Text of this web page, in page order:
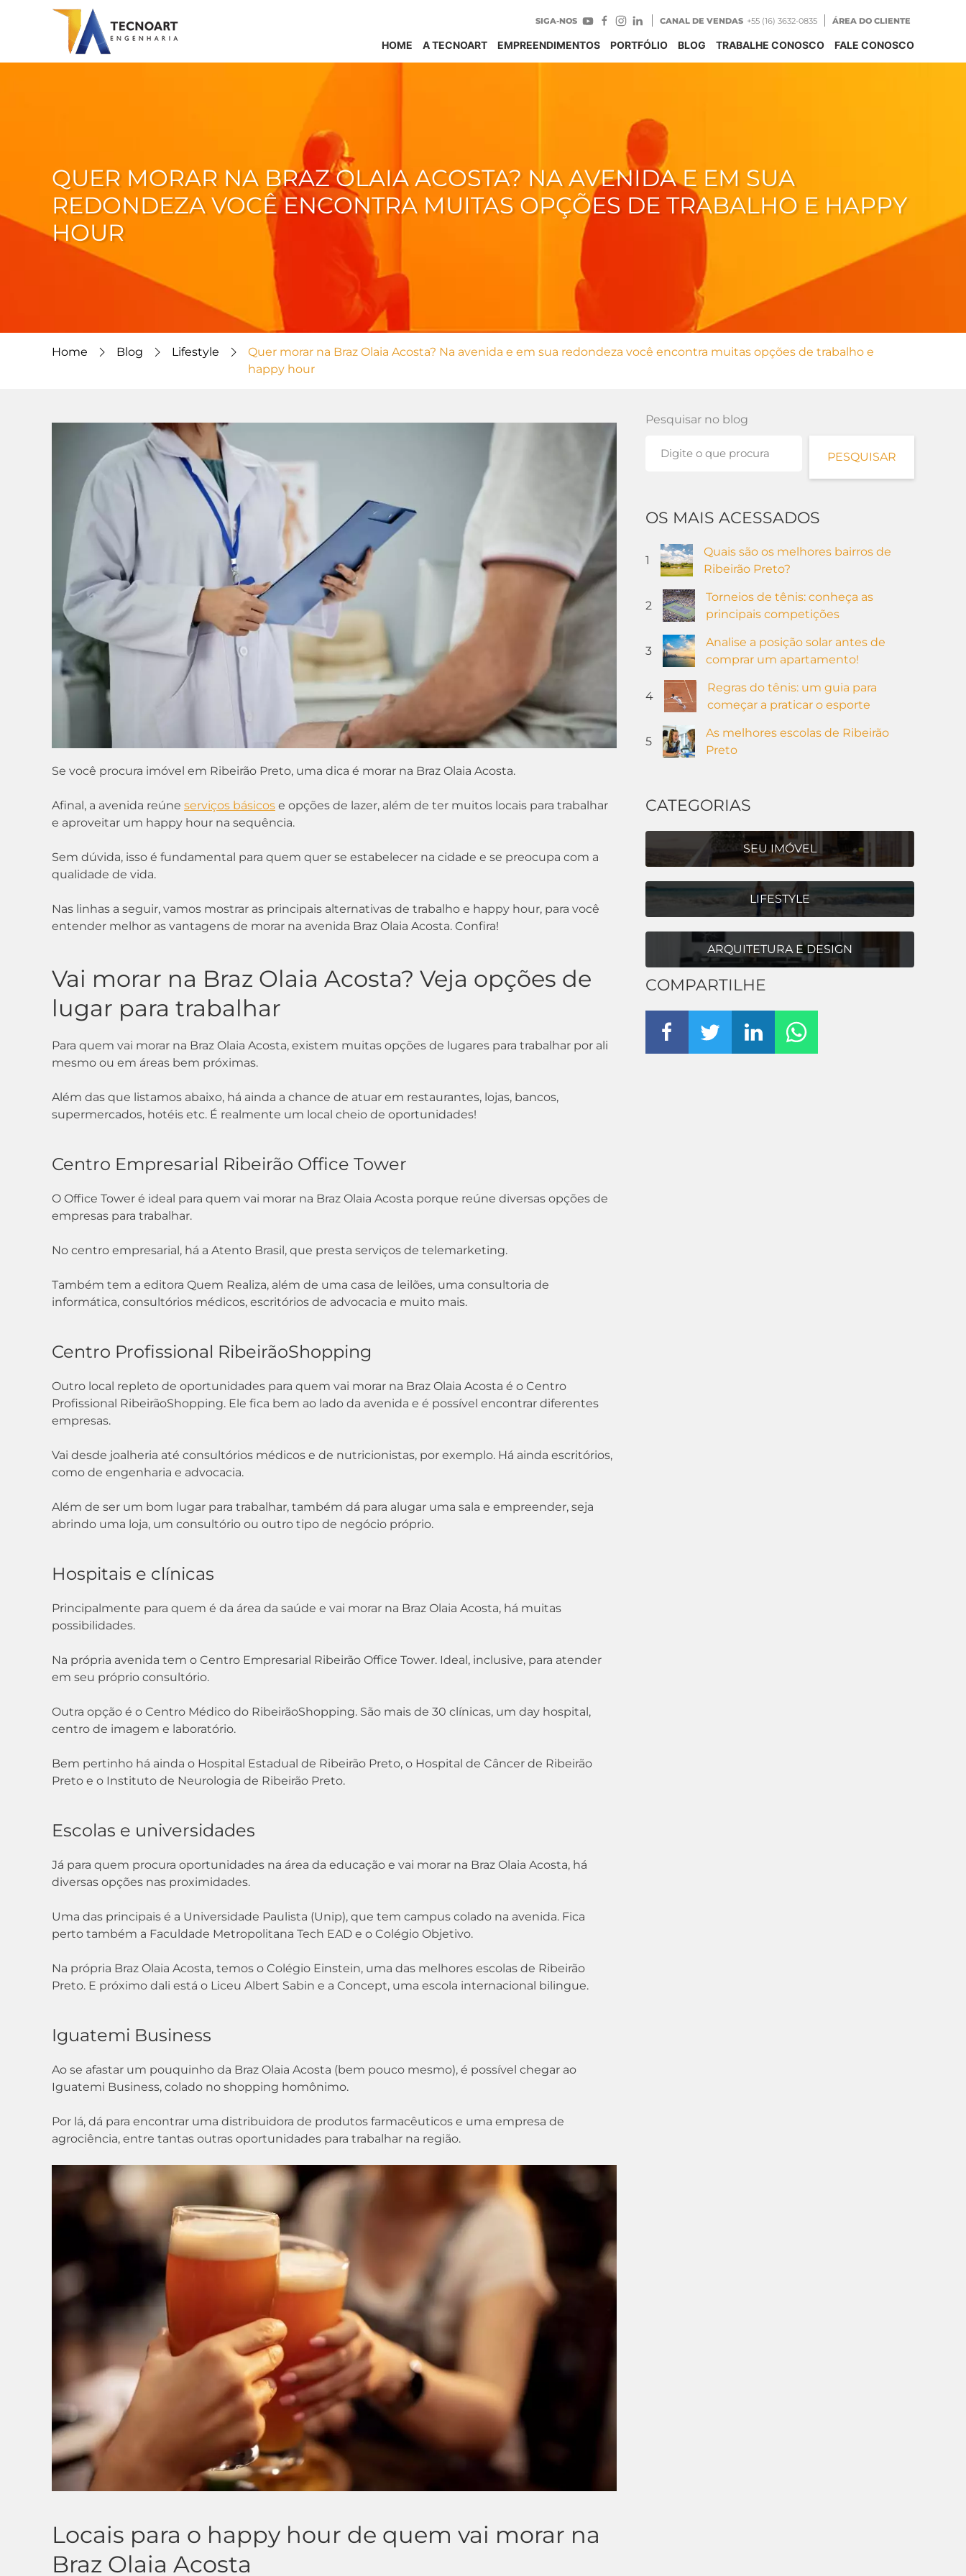
SIGA-NOS CANAL DE VENDAS +55 (16) 3632-0835 ÁREA DO CLIENTE
HOME A TECNOART EMPREENDIMENTOS PORTFÓLIO BLOG TRABALHE CONOSCO FALE CONOSCO
QUER MORAR NA BRAZ OLAIA ACOSTA? NA AVENIDA E EM SUA
REDONDEZA VOCÊ ENCONTRA MUITAS OPÇÕES DE TRABALHO E HAPPY
HOUR
Home Blog Lifestyle
Quer morar na Braz Olaia Acosta? Na avenida e em sua redondeza você encontra muitas opções de trabalho e
happy hour
Se você procura imóvel em Ribeirão Preto, uma dica é morar na Braz Olaia Acosta.
Afinal, a avenida reúne serviços básicos e opções de lazer, além de ter muitos locais para trabalhar
e aproveitar um happy hour na sequência.
Sem dúvida, isso é fundamental para quem quer se estabelecer na cidade e se preocupa com a
qualidade de vida.
Nas linhas a seguir, vamos mostrar as principais alternativas de trabalho e happy hour, para você
entender melhor as vantagens de morar na avenida Braz Olaia Acosta. Confira!
Vai morar na Braz Olaia Acosta? Veja opções de
lugar para trabalhar
Para quem vai morar na Braz Olaia Acosta, existem muitas opções de lugares para trabalhar por ali
mesmo ou em áreas bem próximas.
Além das que listamos abaixo, há ainda a chance de atuar em restaurantes, lojas, bancos,
supermercados, hotéis etc. É realmente um local cheio de oportunidades!
Centro Empresarial Ribeirão Office Tower
O Office Tower é ideal para quem vai morar na Braz Olaia Acosta porque reúne diversas opções de
empresas para trabalhar.
No centro empresarial, há a Atento Brasil, que presta serviços de telemarketing.
Também tem a editora Quem Realiza, além de uma casa de leilões, uma consultoria de
informática, consultórios médicos, escritórios de advocacia e muito mais.
Centro Profissional RibeirãoShopping
Outro local repleto de oportunidades para quem vai morar na Braz Olaia Acosta é o Centro
Profissional RibeirãoShopping. Ele fica bem ao lado da avenida e é possível encontrar diferentes
empresas.
Vai desde joalheria até consultórios médicos e de nutricionistas, por exemplo. Há ainda escritórios,
como de engenharia e advocacia.
Além de ser um bom lugar para trabalhar, também dá para alugar uma sala e empreender, seja
abrindo uma loja, um consultório ou outro tipo de negócio próprio.
Hospitais e clínicas
Principalmente para quem é da área da saúde e vai morar na Braz Olaia Acosta, há muitas
possibilidades.
Na própria avenida tem o Centro Empresarial Ribeirão Office Tower. Ideal, inclusive, para atender
em seu próprio consultório.
Outra opção é o Centro Médico do RibeirãoShopping. São mais de 30 clínicas, um day hospital,
centro de imagem e laboratório.
Bem pertinho há ainda o Hospital Estadual de Ribeirão Preto, o Hospital de Câncer de Ribeirão
Preto e o Instituto de Neurologia de Ribeirão Preto.
Escolas e universidades
Já para quem procura oportunidades na área da educação e vai morar na Braz Olaia Acosta, há
diversas opções nas proximidades.
Uma das principais é a Universidade Paulista (Unip), que tem campus colado na avenida. Fica
perto também a Faculdade Metropolitana Tech EAD e o Colégio Objetivo.
Na própria Braz Olaia Acosta, temos o Colégio Einstein, uma das melhores escolas de Ribeirão
Preto. E próximo dali está o Liceu Albert Sabin e a Concept, uma escola internacional bilingue.
Iguatemi Business
Ao se afastar um pouquinho da Braz Olaia Acosta (bem pouco mesmo), é possível chegar ao
Iguatemi Business, colado no shopping homônimo.
Por lá, dá para encontrar uma distribuidora de produtos farmacêuticos e uma empresa de
agrociência, entre tantas outras oportunidades para trabalhar na região.
Locais para o happy hour de quem vai morar na
Braz Olaia Acosta
Pesquisar no blog
PESQUISAR
OS MAIS ACESSADOS
1
Quais são os melhores bairros de
Ribeirão Preto?
2
Torneios de tênis: conheça as
principais competições
3
Analise a posição solar antes de
comprar um apartamento!
4
Regras do tênis: um guia para
começar a praticar o esporte
5
As melhores escolas de Ribeirão
Preto
CATEGORIAS
SEU IMÓVEL
LIFESTYLE
ARQUITETURA E DESIGN
COMPARTILHE